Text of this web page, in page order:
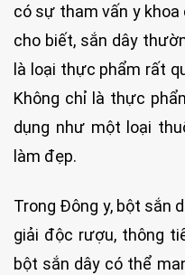
có sự tham vấn y khoa
cho biết, sắn dây
là loại thực phẩm rất
Không chỉ là thực
dụng như một loại
làm đẹp.
Trong Đông y, bột sắn
giải độc rượu, thông
bột sắn dây có thể